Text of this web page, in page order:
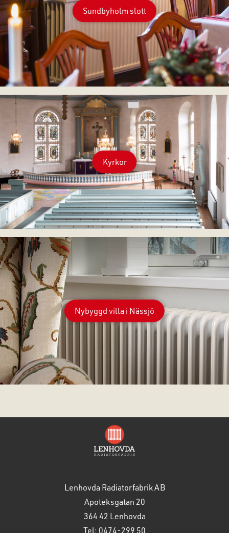
Sundbyholm slott
Kyrkor
Nybyggd villa i Nässjö
Lenhovda Radiatorfabrik AB
Apoteksgatan 20
364 42 Lenhovda
Tel: 0474-299 50